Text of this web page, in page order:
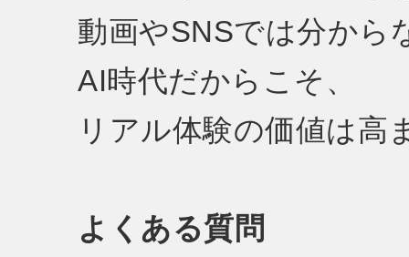
動画やSNSでは分から
AI時代だからこそ、
リアル体験の価値は高
よくある質問